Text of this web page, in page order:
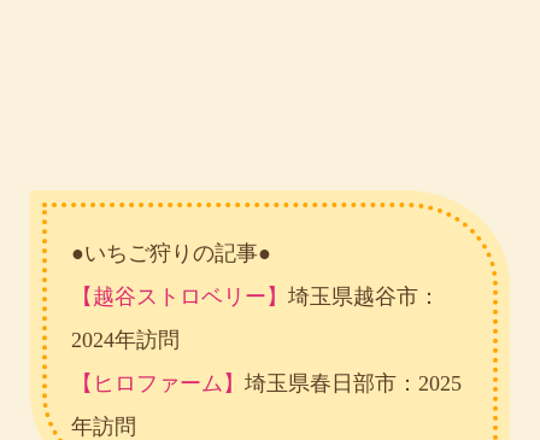
●いちご狩りの記事●
【越谷ストロベリー】 埼玉県越谷市：
2024年訪問
【ヒロファーム】 埼玉県春日部市：2025
年訪問